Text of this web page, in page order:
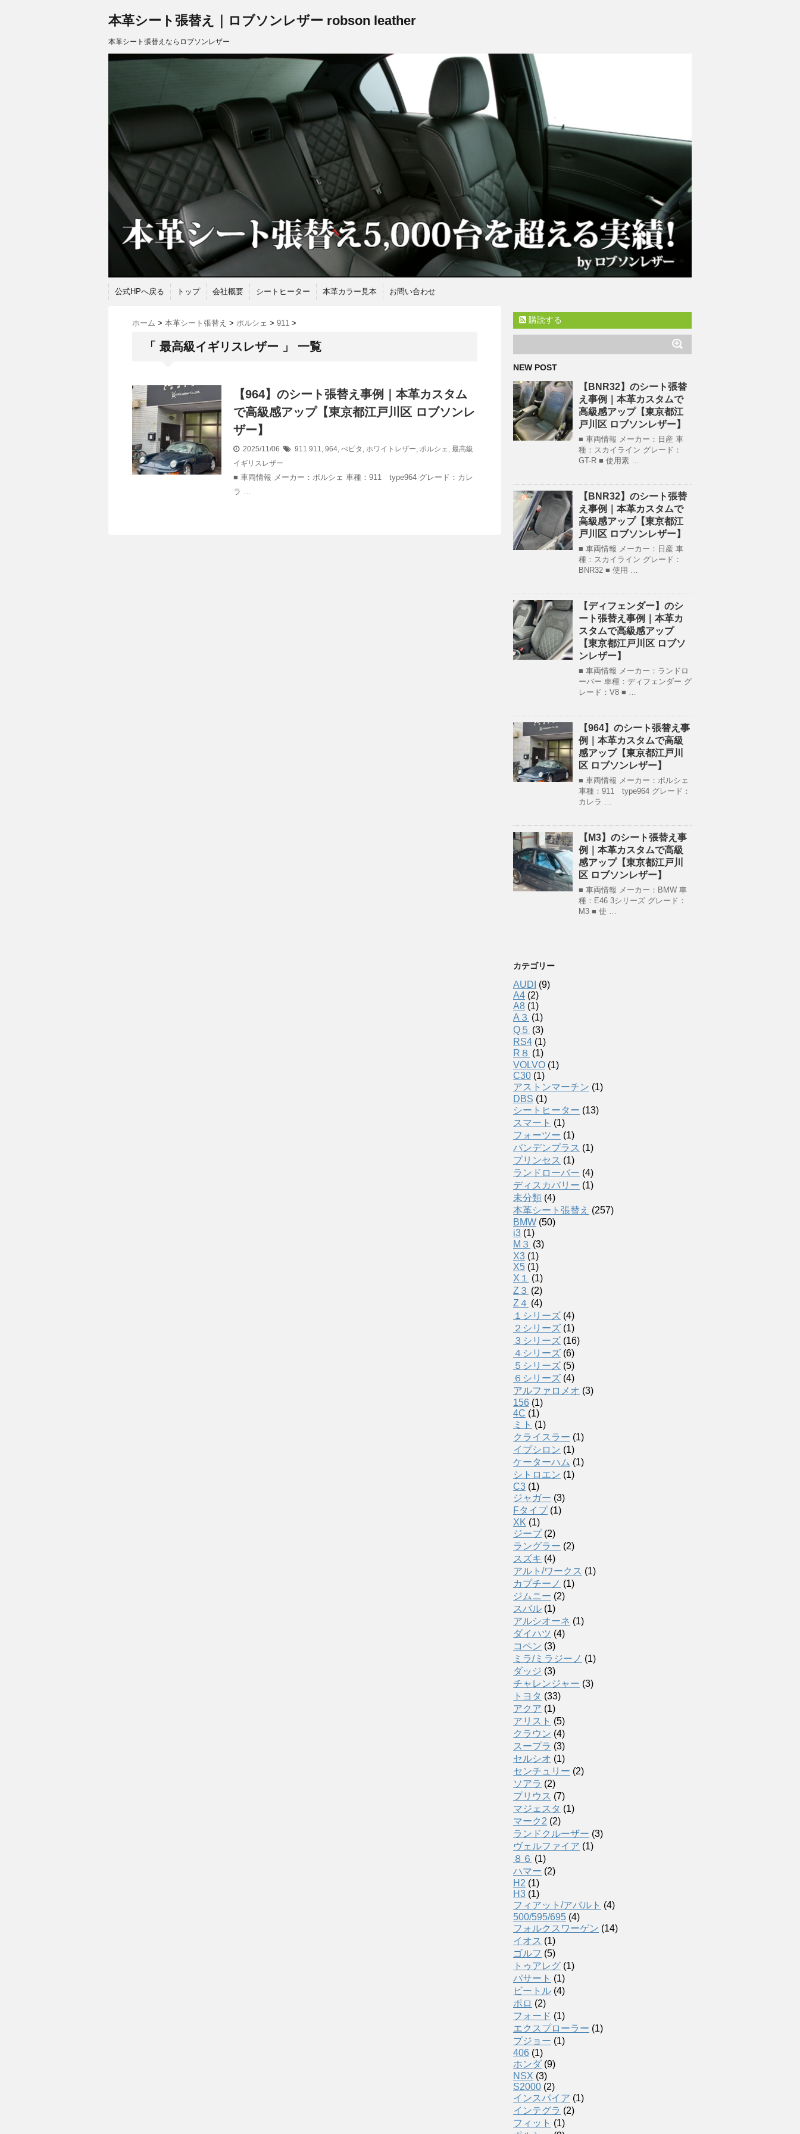
本革シート張替え｜ロブソンレザー robson leather
本革シート張替えならロブソンレザー
公式HPへ戻る トップ 会社概要 シートヒーター 本革カラー見本 お問い合わせ
ホーム > 本革シート張替え > ポルシェ > 911 >
「 最高級イギリスレザー 」 一覧
【964】のシート張替え事例｜本革カスタム
で高級感アップ【東京都江戸川区 ロブソンレ
ザー】
2025/11/06 911 911 964 ぺピタ ホワイトレザー ポルシェ 最高級
イギリスレザー
■ 車両情報 メーカー：ポルシェ 車種：911 type964 グレード：カレ
ラ …
購読する
NEW POST
【BNR32】のシート張替
え事例｜本革カスタムで
高級感アップ【東京都江
戸川区 ロブソンレザー】
■ 車両情報 メーカー：日産 車
種：スカイライン グレード：
GT-R ■ 使用素 …
【BNR32】のシート張替
え事例｜本革カスタムで
高級感アップ【東京都江
戸川区 ロブソンレザー】
■ 車両情報 メーカー：日産 車
種：スカイライン グレード：
BNR32 ■ 使用 …
【ディフェンダー】のシ
ート張替え事例｜本革カ
スタムで高級感アップ
【東京都江戸川区 ロブソ
ンレザー】
■ 車両情報 メーカー：ランドロ
ーバー 車種：ディフェンダー グ
レード：V8 ■ …
【964】のシート張替え事
例｜本革カスタムで高級
感アップ【東京都江戸川
区 ロブソンレザー】
■ 車両情報 メーカー：ポルシェ
車種：911 type964 グレード：
カレラ …
【M3】のシート張替え事
例｜本革カスタムで高級
感アップ【東京都江戸川
区 ロブソンレザー】
■ 車両情報 メーカー：BMW 車
種：E46 3シリーズ グレード：
M3 ■ 使 …
カテゴリー
AUDI (9)
A4 (2)
A8 (1)
A３ (1)
Q５ (3)
RS4 (1)
R８ (1)
VOLVO (1)
C30 (1)
アストンマーチン (1)
DBS (1)
シートヒーター (13)
スマート (1)
フォーツー (1)
バンデンプラス (1)
プリンセス (1)
ランドローバー (4)
ディスカバリー (1)
未分類 (4)
本革シート張替え (257)
BMW (50)
i3 (1)
M３ (3)
X3 (1)
X5 (1)
X１
(1)
Z３ (2)
Z４ (4)
１シリーズ (4)
２シリーズ (1)
３シリーズ (16)
４シリーズ (6)
５シリーズ (5)
６シリーズ (4)
アルファロメオ (3)
156 (1)
4C (1)
ミト (1)
クライスラー (1)
イプシロン (1)
ケーターハム (1)
シトロエン (1)
C3 (1)
ジャガー (3)
Fタイプ(1)
XK (1)
ジープ(2)
ラングラー (2)
スズキ (4)
アルト/ワークス (1)
カプチーノ (1)
ジムニー (2)
スバル (1)
アルシオーネ (1)
ダイハツ (4)
コペン (3)
ミラ/ミラジーノ (1)
ダッジ (3)
チャレンジャー (3)
トヨタ (33)
アクア (1)
アリスト (5)
クラウン (4)
スープラ (3)
セルシオ (1)
センチュリー (2)
ソアラ (2)
プリウス (7)
マジェスタ (1)
マーク2 (2)
ランドクルーザー (3)
ヴェルファイア (1)
８６ (1)
ハマー (2)
H2 (1)
H3 (1)
フィアット/アバルト (4)
500/595/695 (4)
フォルクスワーゲン (14)
イオス (1)
ゴルフ (5)
トゥアレグ (1)
パサート (1)
ビートル (4)
ポロ (2)
フォード (1)
エクスプローラー (1)
プジョー (1)
406 (1)
ホンダ (9)
NSX (3)
S2000 (2)
インスパイア (1)
インテグラ (2)
フィット (1)